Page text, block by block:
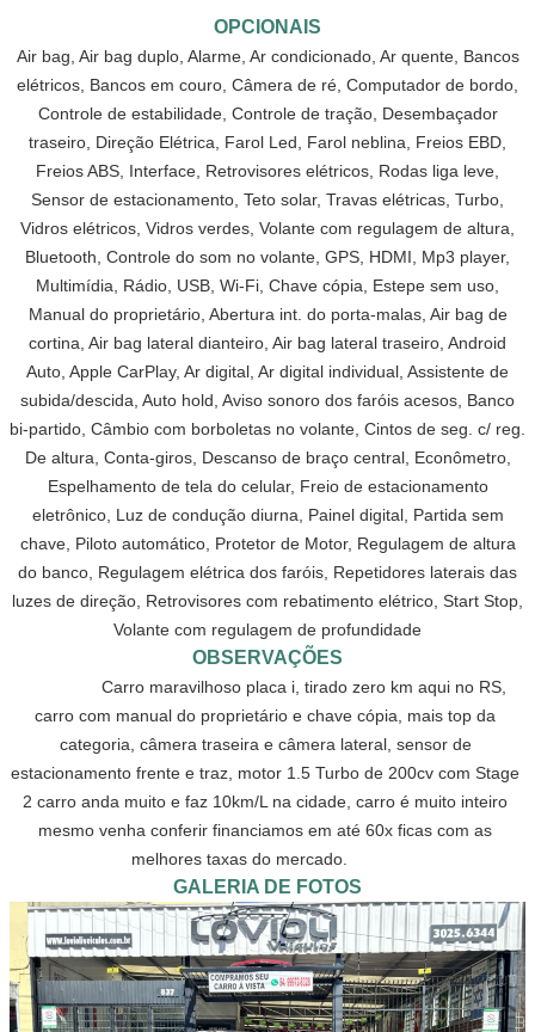
OPCIONAIS
Air bag, Air bag duplo, Alarme, Ar condicionado, Ar quente, Bancos
elétricos, Bancos em couro, Câmera de ré, Computador de bordo,
Controle de estabilidade, Controle de tração, Desembaçador
traseiro, Direção Elétrica, Farol Led, Farol neblina, Freios EBD,
Freios ABS, Interface, Retrovisores elétricos, Rodas liga leve,
Sensor de estacionamento, Teto solar, Travas elétricas, Turbo,
Vidros elétricos, Vidros verdes, Volante com regulagem de altura,
Bluetooth, Controle do som no volante, GPS, HDMI, Mp3 player,
Multimídia, Rádio, USB, Wi-Fi, Chave cópia, Estepe sem uso,
Manual do proprietário, Abertura int. do porta-malas, Air bag de
cortina, Air bag lateral dianteiro, Air bag lateral traseiro, Android
Auto, Apple CarPlay, Ar digital, Ar digital individual, Assistente de
subida/descida, Auto hold, Aviso sonoro dos faróis acesos, Banco
bi-partido, Câmbio com borboletas no volante, Cintos de seg. c/ reg.
De altura, Conta-giros, Descanso de braço central, Econômetro,
Espelhamento de tela do celular, Freio de estacionamento
eletrônico, Luz de condução diurna, Painel digital, Partida sem
chave, Piloto automático, Protetor de Motor, Regulagem de altura
do banco, Regulagem elétrica dos faróis, Repetidores laterais das
luzes de direção, Retrovisores com rebatimento elétrico, Start Stop,
Volante com regulagem de profundidade
OBSERVAÇÕES
carro com manual do proprietário e chave cópia, mais top da
categoria, câmera traseira e câmera lateral, sensor de
estacionamento frente e traz, motor 1.5 Turbo de 200cv com Stage
2 carro anda muito e faz 10km/L na cidade, carro é muito inteiro
mesmo venha conferir financiamos em até 60x ficas com as
melhores taxas do mercado.
GALERIA DE FOTOS